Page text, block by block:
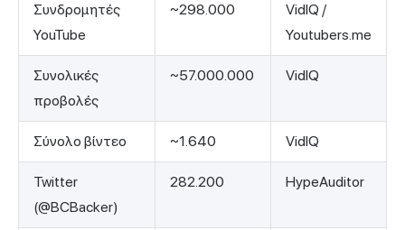
Συνδρομητές
YouTube
~298.000
VidIQ /
Youtubers.me
Συνολικές
προβολές
~57.000.000 VidIQ
Σύνολο βίντεο ~1.640 VidIQ
Twitter
(@BCBacker)
282.200 HypeAuditor